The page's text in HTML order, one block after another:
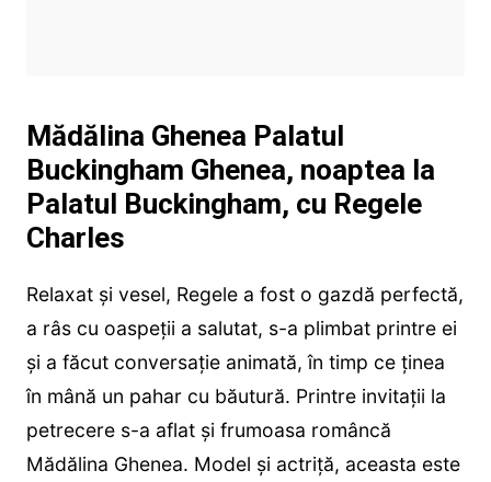
Mădălina Ghenea Palatul
Buckingham Ghenea, noaptea la
Palatul Buckingham, cu Regele
Charles
Relaxat și vesel, Regele a fost o gazdă perfectă,
a râs cu oaspeții a salutat, s-a plimbat printre ei
și a făcut conversație animată, în timp ce ținea
în mână un pahar cu băutură. Printre invitații la
petrecere s-a aflat și frumoasa româncă
Mădălina Ghenea. Model și actriță, aceasta este